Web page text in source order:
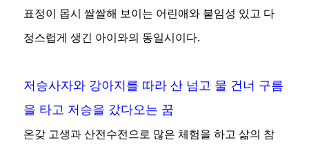
표정이 몹시 쌀쌀해 보이는 어린애와 붙임성 있고 다
정스럽게 생긴 아이와의 동일시이다.
저승사자와 강아지를 따라 산 넘고 물 건너 구름
을 타고 저승을 갔다오는 꿈
온갖 고생과 산전수전으로 많은 체험을 하고 삶의 참